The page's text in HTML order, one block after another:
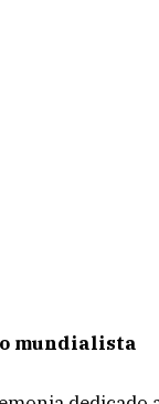
mundialista